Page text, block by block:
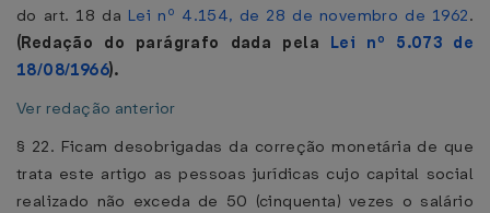
do art. 18 da Lei nº 4.154, de 28 de novembro de 1962.
(Redação do parágrafo dada pela Lei nº 5.073 de
18/08/1966).
Ver redação anterior
§ 22. Ficam desobrigadas da correção monetária de que
trata este artigo as pessoas jurídicas cujo capital social
realizado não exceda de 50 (cinquenta) vezes o salário